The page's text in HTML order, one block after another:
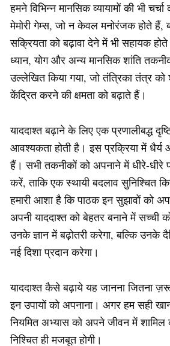
हमने विभिन्न मानसिक व्यायामों की भी
मेमोरी गेम्स, जो न केवल मनोरंजक होते हैं,
सक्रियता को बढ़ावा देने में भी सहायक
ध्यान, योग और अन्य मानसिक शांति
उल्लेखित किया गया, जो तंत्रिका तंत्र
केंद्रित करने की क्षमता को बढ़ाते हैं।
याददाश्त बढ़ाने के लिए एक प्रणालीबद्ध
आवश्यकता होती है। इस प्रक्रिया में धैर्य
हैं। सभी तकनीकों को अपनाने में धीरे-धीरे
करें, ताकि एक स्थायी बदलाव सुनिश्चित
हमारी आशा है कि पाठक इन सुझावों को
अपनी याददाश्त को बेहतर बनाने में
उनके ज्ञान में बढ़ोतरी करेगा, बल्कि उनके
नई दिशा प्रदान करेगा।
याददाश्त कैसे बढ़ाये यह जानना जितना
इन उपायों को अपनाना। अगर हम सही
नियमित अभ्यास को अपने जीवन में शामिल
निश्चित ही मजबूत होगी।